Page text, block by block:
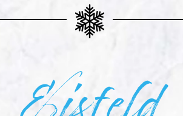
Eisfeld